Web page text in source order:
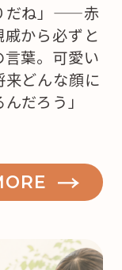
だね」——赤
から必ずと
葉。可愛い
どんな顔に
だろう」